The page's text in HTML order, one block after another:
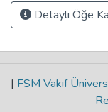
Detaylı Öğe
| FSM Vakıf